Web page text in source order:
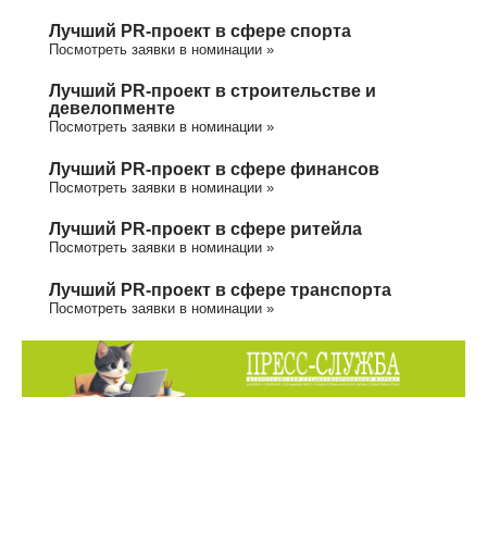
Лучший PR-проект в сфере спорта
Посмотреть заявки в номинации »
Лучший PR-проект в строительстве и
девелопменте
Посмотреть заявки в номинации »
Лучший PR-проект в сфере финансов
Посмотреть заявки в номинации »
Лучший PR-проект в сфере ритейла
Посмотреть заявки в номинации »
Лучший PR-проект в сфере транспорта
Посмотреть заявки в номинации »